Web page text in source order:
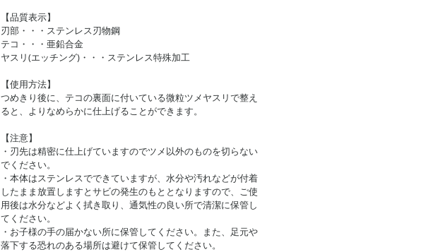
【品質表示】
刃部・・・ステンレス刃物鋼
テコ・・・亜鉛合金
ヤスリ(エッチング)・・・ステンレス特殊加工
【使用方法】
つめきり後に、テコの裏面に付いている微粒ツメヤスリで整え
ると、よりなめらかに仕上げることができます。
【注意】
・刃先は精密に仕上げていますのでツメ以外のものを切らない
でください。
・本体はステンレスでできていますが、水分や汚れなどが付着
したまま放置しますとサビの発生のもととなりますので、ご使
用後は水分などよく拭き取り、通気性の良い所で清潔に保管し
てください。
・お子様の手の届かない所に保管してください。また、足元や
落下する恐れのある場所は避けて保管してください。